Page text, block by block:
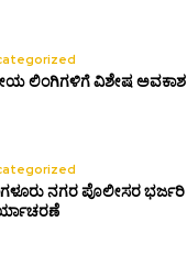
ಲಿಂಗಿಗಳಿಗೆ ವಿಶೇಷ ಅವಕಾಶ
ನಗರ ಪೊಲೀಸರ ಭರ್ಜರಿ